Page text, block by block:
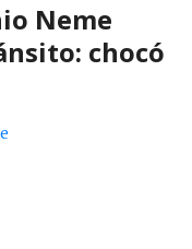
Neme
chocó